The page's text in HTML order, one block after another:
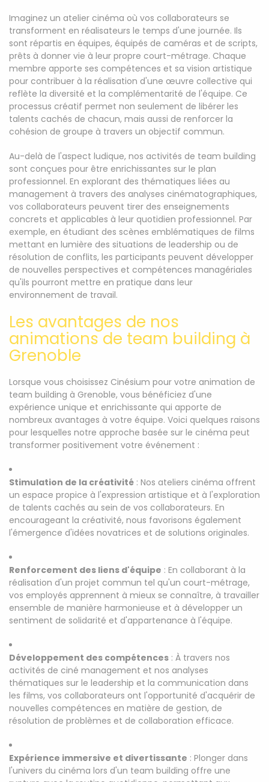
Imaginez un atelier cinéma où vos collaborateurs se
transforment en réalisateurs le temps d'une journée. Ils
sont répartis en équipes, équipés de caméras et de scripts,
prêts à donner vie à leur propre court-métrage. Chaque
membre apporte ses compétences et sa vision artistique
pour contribuer à la réalisation d'une œuvre collective qui
reflète la diversité et la complémentarité de l'équipe. Ce
processus créatif permet non seulement de libérer les
talents cachés de chacun, mais aussi de renforcer la
cohésion de groupe à travers un objectif commun.
Au-delà de l'aspect ludique, nos activités de team building
sont conçues pour être enrichissantes sur le plan
professionnel. En explorant des thématiques liées au
management à travers des analyses cinématographiques,
vos collaborateurs peuvent tirer des enseignements
concrets et applicables à leur quotidien professionnel. Par
exemple, en étudiant des scènes emblématiques de films
mettant en lumière des situations de leadership ou de
résolution de conflits, les participants peuvent développer
de nouvelles perspectives et compétences managériales
qu'ils pourront mettre en pratique dans leur
environnement de travail.
Les avantages de nos
animations de team building à
Grenoble
Lorsque vous choisissez Cinésium pour votre animation de
team building à Grenoble, vous bénéficiez d'une
expérience unique et enrichissante qui apporte de
nombreux avantages à votre équipe. Voici quelques raisons
pour lesquelles notre approche basée sur le cinéma peut
transformer positivement votre événement :
Stimulation de la créativité : Nos ateliers cinéma offrent
un espace propice à l'expression artistique et à l'exploration
de talents cachés au sein de vos collaborateurs. En
encourageant la créativité, nous favorisons également
l'émergence d'idées novatrices et de solutions originales.
Renforcement des liens d'équipe : En collaborant à la
réalisation d'un projet commun tel qu'un court-métrage,
vos employés apprennent à mieux se connaître, à travailler
ensemble de manière harmonieuse et à développer un
sentiment de solidarité et d'appartenance à l'équipe.
Développement des compétences : À travers nos
activités de ciné management et nos analyses
thématiques sur le leadership et la communication dans
les films, vos collaborateurs ont l'opportunité d'acquérir de
nouvelles compétences en matière de gestion, de
résolution de problèmes et de collaboration efficace.
Expérience immersive et divertissante : Plonger dans
l'univers du cinéma lors d'un team building offre une